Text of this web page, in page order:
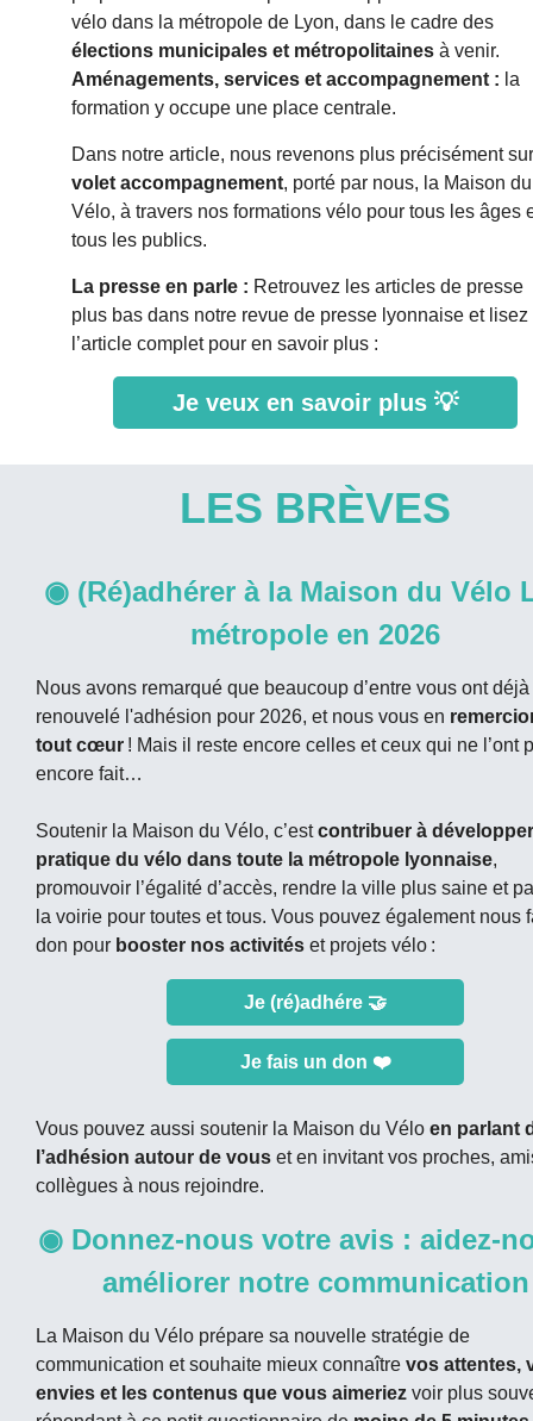
vélo dans la métropole de Lyon, dans le cadre des
élections municipales et métropolitaines à venir.
Aménagements, services et accompagnement : la
formation y occupe une place centrale.
Dans notre article, nous revenons plus précisément
volet accompagnement, porté par nous, la Maison du
Vélo, à travers nos formations vélo pour tous les âges
tous les publics.
La presse en parle : Retrouvez les articles de presse
plus bas dans notre revue de presse lyonnaise et lisez
l’article complet pour en savoir plus :
Je veux en savoir plus 💡
LES BRÈVES
◉ (Ré)adhérer à la Maison du Vélo
métropole en 2026
Nous avons remarqué que beaucoup d’entre vous ont déjà
renouvelé l'adhésion pour 2026, et nous vous en
tout cœur ! Mais il reste encore celles et ceux qui ne l’ont
encore fait…
Soutenir la Maison du Vélo, c’estcontribuer à
pratique du vélo dans toute la métropole lyonnaise,
promouvoir l’égalité d’accès, rendre la ville plus saine et
la voirie pour toutes et tous. Vous pouvez également nous
don pour booster nos activités et projets vélo :
Je (ré)adhére 🤝
Je fais un don ❤️
Vous pouvez aussi soutenir la Maison du Vélo en parlant
l’adhésion autour de vous et en invitant vos proches,
collègues à nous rejoindre.
◉ Donnez-nous votre avis : aidez-
améliorer notre communication
La Maison du Vélo prépare sa nouvelle stratégie de
communication et souhaite mieux connaître vos attentes,
envies et les contenus que vous aimeriez voir plus